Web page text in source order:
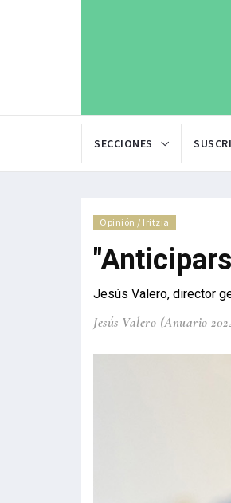
SECCIONES
Opinión / Iritzia
Jesús Valero, director
Jesús Valero (Anuario